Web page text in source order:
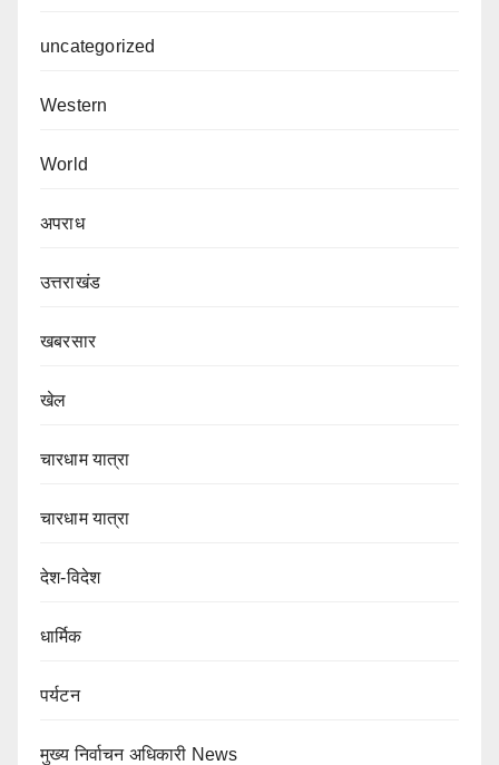
uncategorized
Western
World
अपराध
उत्तराखंड
खबरसार
खेल
चारधाम यात्रा
चारधाम यात्रा
देश-विदेश
धार्मिक
पर्यटन
मुख्य निर्वाचन अधिकारी News